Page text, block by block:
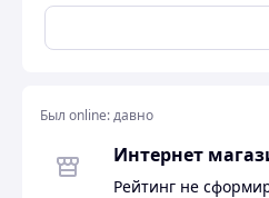
элементов
Высота
Тип
Выберите высоту магнитов
Был online:давно
Интернет
Рейтинг не